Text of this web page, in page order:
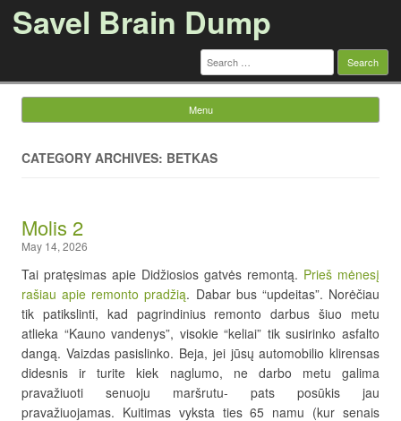
Savel Brain Dump
Search
for:
Menu
CATEGORY ARCHIVES: BETKAS
Molis 2
May 14, 2026
Tai pratęsimas apie Didžiosios gatvės remontą. Prieš mėnesį
rašiau apie remonto pradžią. Dabar bus “updeitas”. Norėčiau
tik patikslinti, kad pagrindinius remonto darbus šiuo metu
atlieka “Kauno vandenys”, visokie “keliai” tik susirinko asfalto
dangą. Vaizdas pasislinko. Beja, jei jūsų automobilio klirensas
didesnis ir turite kiek naglumo, ne darbo metu galima
pravažiuoti senuoju maršrutu- pats posūkis jau
pravažiuojamas. Kuitimas vyksta ties 65 namu (kur senais